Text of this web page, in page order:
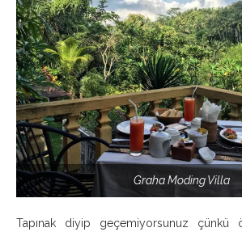
Graha Moding Villa
Tapınak diyip geçemiyorsunuz